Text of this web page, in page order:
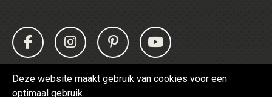
Deze website maakt gebruik van cookies voor een
optimaal gebruik.